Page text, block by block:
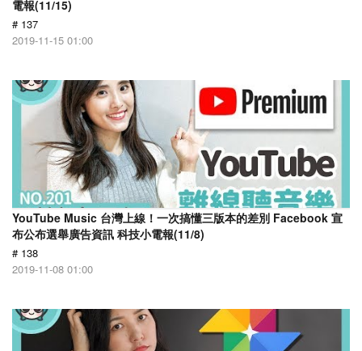
電報(11/15)
# 137
2019-11-15 01:00
YouTube Music 台灣上線！一次搞懂三版本的差別 Facebook 宣
布公布選舉廣告資訊 科技小電報(11/8)
# 138
2019-11-08 01:00